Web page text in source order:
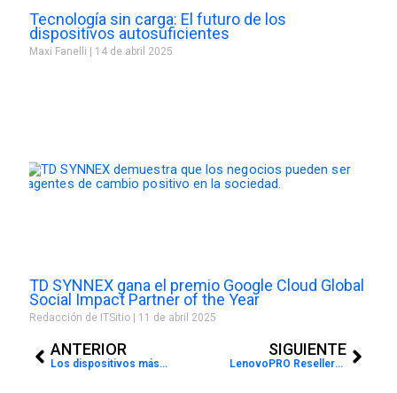
Tecnología sin carga: El futuro de los
dispositivos autosuficientes
Maxi Fanelli 14 de abril 2025
TD SYNNEX gana el premio Google Cloud Global
Social Impact Partner of the Year
Redacción de ITSitio 11 de abril 2025
ANTERIOR
Los dispositivos más innovadores y ”curiosos” del CES 2025
SIGUIENTE
LenovoPRO Resellers: cómo aprovechar los descuentos exclusivos y beneficios financieros